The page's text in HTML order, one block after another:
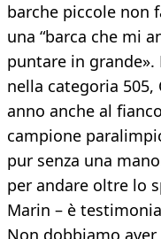
barche piccole non
una “barca che mi
puntare in grande».
nella categoria
anno anche al
campione
pur senza una
per andare oltre lo
Marin – è
Non dobbiamo